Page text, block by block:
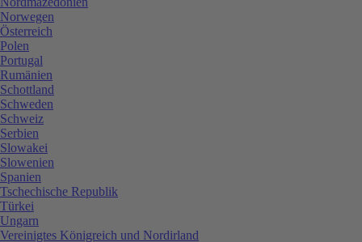
Norwegen
Österreich
Polen
Portugal
Rumänien
Schottland
Schweden
Schweiz
Serbien
Slowakei
Slowenien
Spanien
Tschechische Republik
Türkei
Ungarn
Vereinigtes Königreich und Nordirland